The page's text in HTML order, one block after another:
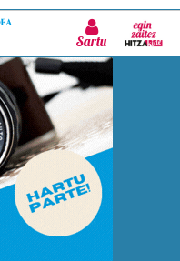
Sartu